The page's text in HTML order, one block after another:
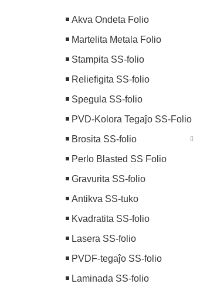
Akva Ondeta Folio
Martelita Metala Folio
Stampita SS-folio
Reliefigita SS-folio
Spegula SS-folio
PVD-Kolora Tegaĵo SS-Folio
Brosita SS-folio
Perlo Blasted SS Folio
Gravurita SS-folio
Antikva SS-tuko
Kvadratita SS-folio
Lasera SS-folio
PVDF-tegaĵo SS-folio
Laminada SS-folio